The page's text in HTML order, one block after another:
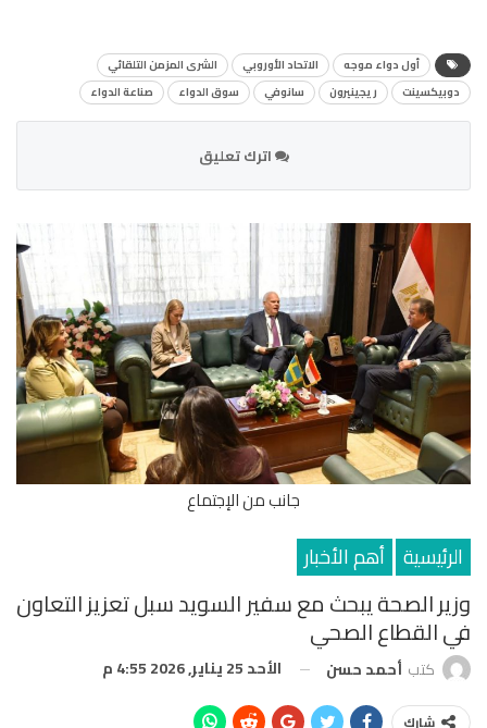
أول دواء موجه الاتحاد الأوروبي
الشرى المزمن التلقائي
دوبيكسينت
ريجينيرون سانوفي سوق الدواء صناعة الدواء
اترك تعليق
جانب من الإجتماع
الرئيسية أهم الأخبار
وزير الصحة يبحث مع سفير السويد سبل تعزيز التعاون
في القطاع الصحي
كتب أحمد حسن الأحد 25 يناير, 2026 4:55 م
شارك